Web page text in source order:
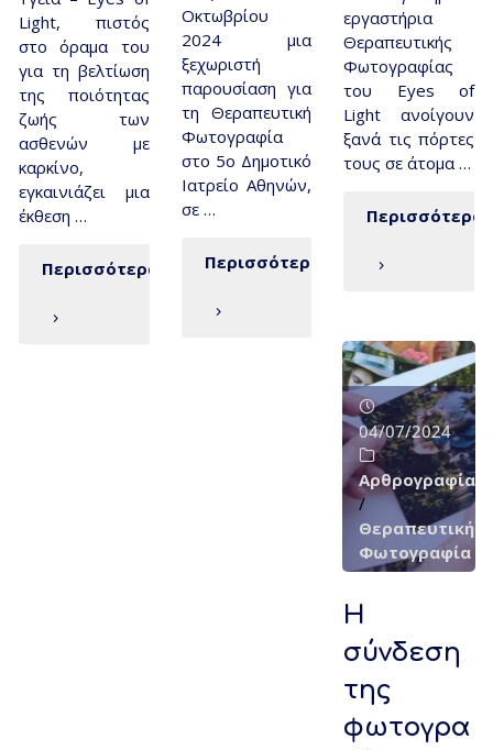
Οκτωβρίου
2024 μια
ξεχωριστή
παρουσίαση για
τη Θεραπευτική
Φωτογραφία
στο 5ο Δημοτικό
Ιατρείο Αθηνών,
σε …
Περισσότερα
Light, πιστός
στο όραμα του
για τη βελτίωση
της ποιότητας
ζωής των
ασθενών με
καρκίνο,
εγκαινιάζει μια
έκθεση …
Περισσότερα
εργαστήρια
Θεραπευτικής
Φωτογραφίας
του Eyes of
Light ανοίγουν
ξανά τις πόρτες
τους σε άτομα …
Περισσότερα
04/07/2024
Αρθρογραφία
/
Θεραπευτική
Φωτογραφία
Η
σύνδεση
της
φωτογρα